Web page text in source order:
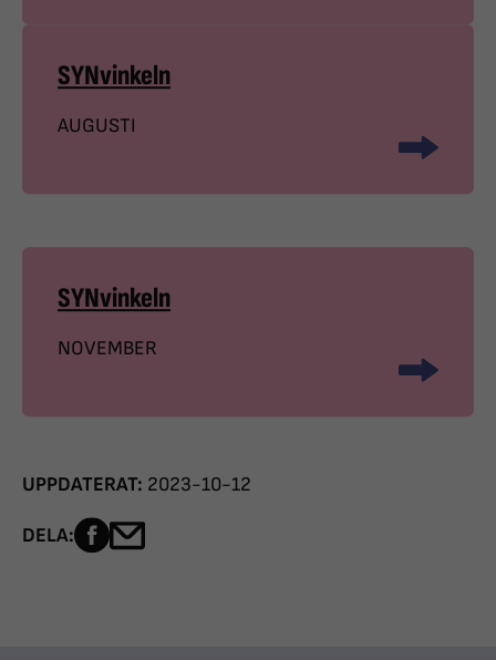
SYNvinkeln
AUGUSTI
SYNvinkeln
NOVEMBER
UPPDATERAT: 2023-10-12
DELA: Dela sidan på Facebook